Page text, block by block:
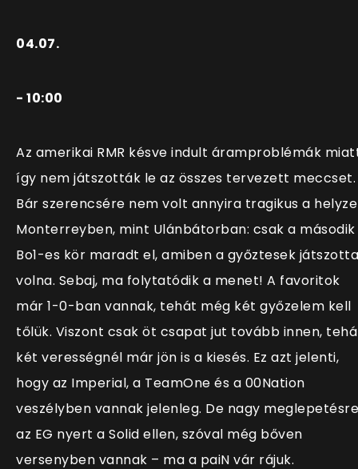
04.07.
- 10:00
Az amerikai RMR késve indult áramproblémák
így nem játszották le az összes tervezett meccset.
Bár szerencsére nem volt annyira tragikus a
Monterreyben, mint Ulánbátorban: csak a második
Bo1-es kör maradt el, amiben a győztesek
volna. Sebaj, ma folytatódik a menet! A favoritok
már 1-0-ban vannak, tehát még két győzelem kell
tőlük. Viszont csak öt csapat jut tovább innen,
két verességnél már jön is a kiesés. Ez azt jelenti,
hogy az Imperial, a TeamOne és a 00Nation
veszélyben vannak jelenleg. De nagy meglepetésre
az EG nyert a Solid ellen, szóval még bőven
versenyben vannak – ma a paiN vár rájuk.